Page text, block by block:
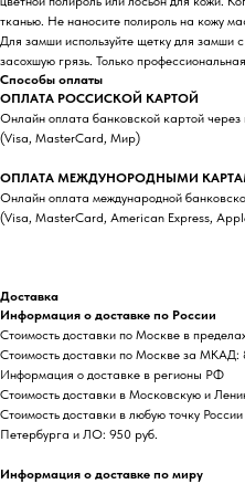
тканью. Не наносите полироль на кожу
Для замши используйте щетку для замши
засохшую грязь. Только
Способы оплаты
ОПЛАТА РОССИСКОЙ КАРТОЙ
Онлайн оплата банковской картой
(Visa, MasterCard, Мир)
ОПЛАТА МЕЖДУНОРОДНЫМИ
Онлайн оплата международной
(Visa, MasterCard, American Express,
Доставка
Информация о доставке по России
Стоимость доставки по Москве в
Стоимость доставки по Москве за МКАД:
Информация о доставке в регионы РФ
Стоимость доставки в Московскую и
Стоимость доставки в любую точку
Петербурга и ЛО: 950 руб.
Информация о доставке по миру